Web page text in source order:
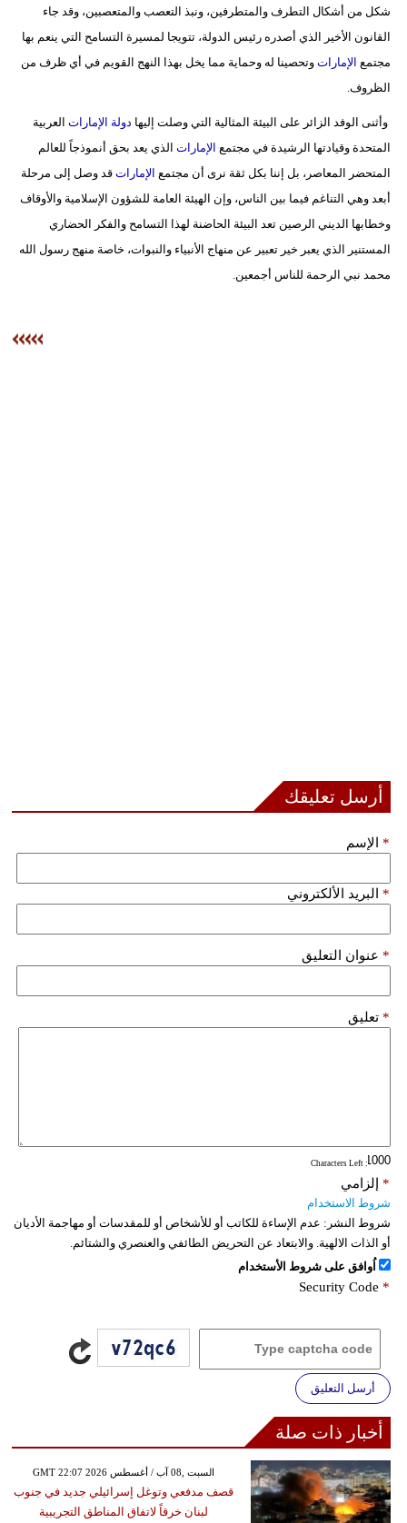
سيارات
شكل من أشكال التطرف والمتطرفين، ونبذ التعصب والمتعصبين، وقد جاء
القانون الأخير الذي أصدره رئيس الدولة، تتويجا لمسيرة التسامح التي ينعم بها
مجتمع الإمارات وتحصينا له وحماية مما يخل بهذا النهج القويم في أي ظرف من
الظروف.
وأثنى الوفد الزائر على البيئة المثالية التي وصلت إليها دولة الإمارات العربية
المتحدة وقيادتها الرشيدة في مجتمع الإمارات الذي يعد بحق أنموذجاً للعالم
المتحضر المعاصر، بل إننا بكل ثقة نرى أن مجتمع الإمارات قد وصل إلى مرحلة
أبعد وهي التناغم فيما بين الناس، وإن الهيئة العامة للشؤون الإسلامية والأوقاف
وخطابها الديني الرصين تعد البيئة الحاضنة لهذا التسامح والفكر الحضاري
المستنير الذي يعبر خير تعبير عن منهاج الأنبياء والنبوات، خاصة منهج رسول الله
محمد نبي الرحمة للناس أجمعين.
أرسل تعليقك
الإسم *
البريد الألكتروني *
عنوان التعليق *
تعليق *
: Characters Left
إلزامي *
شروط الاستخدام
شروط النشر: عدم الإساءة للكاتب أو للأشخاص أو للمقدسات أو مهاجمة الأديان
أو الذات الالهية. والابتعاد عن التحريض الطائفي والعنصري والشتائم.
اُوافق على شروط الأستخدام
Security Code *
أرسل التعليق
أخبار ذات صلة
GMT 22:07 2026 السبت ,08 آب / أغسطس
قصف مدفعي وتوغل إسرائيلي جديد في جنوب
لبنان خرقاً لاتفاق المناطق التجريبية